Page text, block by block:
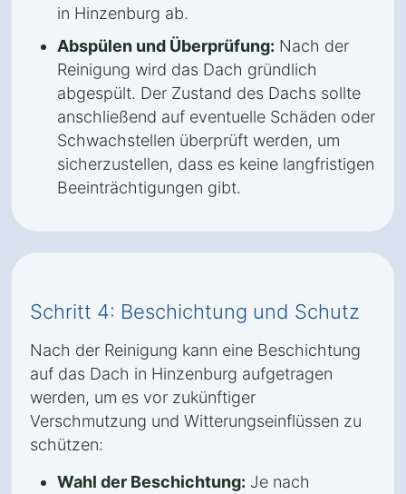
in Hinzenburg ab.
Abspülen und Überprüfung: Nach der
Reinigung wird das Dach gründlich
abgespült. Der Zustand des Dachs sollte
anschließend auf eventuelle Schäden oder
Schwachstellen überprüft werden, um
sicherzustellen, dass es keine langfristigen
Beeinträchtigungen gibt.
Schritt 4: Beschichtung und Schutz
Nach der Reinigung kann eine Beschichtung
auf das Dach in Hinzenburg aufgetragen
werden, um es vor zukünftiger
Verschmutzung und Witterungseinflüssen zu
schützen:
Wahl der Beschichtung: Je nach